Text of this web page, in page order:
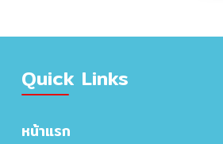
Quick Links
หน้าแรก